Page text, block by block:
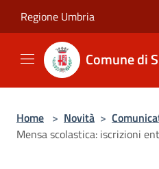
Regione Umbria
Comune di
Home > Novità >
Mensa scolastica: iscrizioni